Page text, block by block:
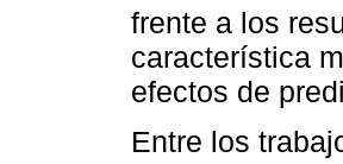
frente a los
característica
efectos de
Entre los